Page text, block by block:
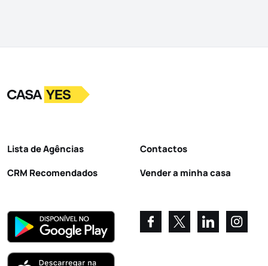
LogoIr para a homepage
Lista de Agências
CRM Recomendados
Contactos
Vender a minha casa